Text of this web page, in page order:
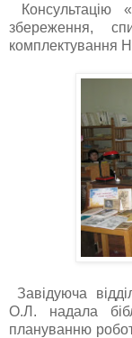
Консультацію
збереження,
комплектування
Завідуюча
О.Л. надала
плануванню